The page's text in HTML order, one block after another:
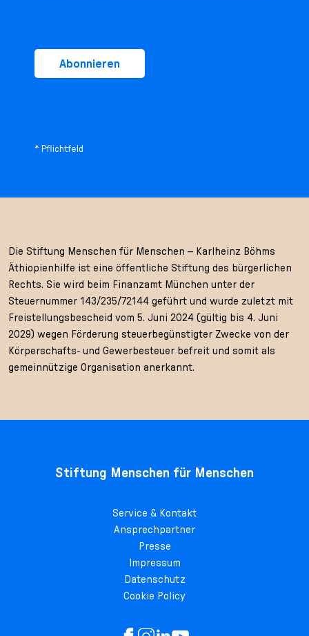
Abonnieren
* Pflichtfeld
Die Stiftung Menschen für Menschen – Karlheinz Böhms
Äthiopienhilfe ist eine öffentliche Stiftung des bürgerlichen
Rechts. Sie wird beim Finanzamt München unter der
Steuernummer 143/235/72144 geführt und wurde zuletzt mit
Freistellungsbescheid vom 5. Juni 2024 (gültig bis 4. Juni
2029) wegen Förderung steuerbegünstigter Zwecke von der
Körperschafts- und Gewerbesteuer befreit und somit als
gemeinnützige Organisation anerkannt.
Stiftung Menschen für Menschen
Service & Kontakt
Ansprechpartner
Presse
Impressum
Datenschutz
Cookie Policy